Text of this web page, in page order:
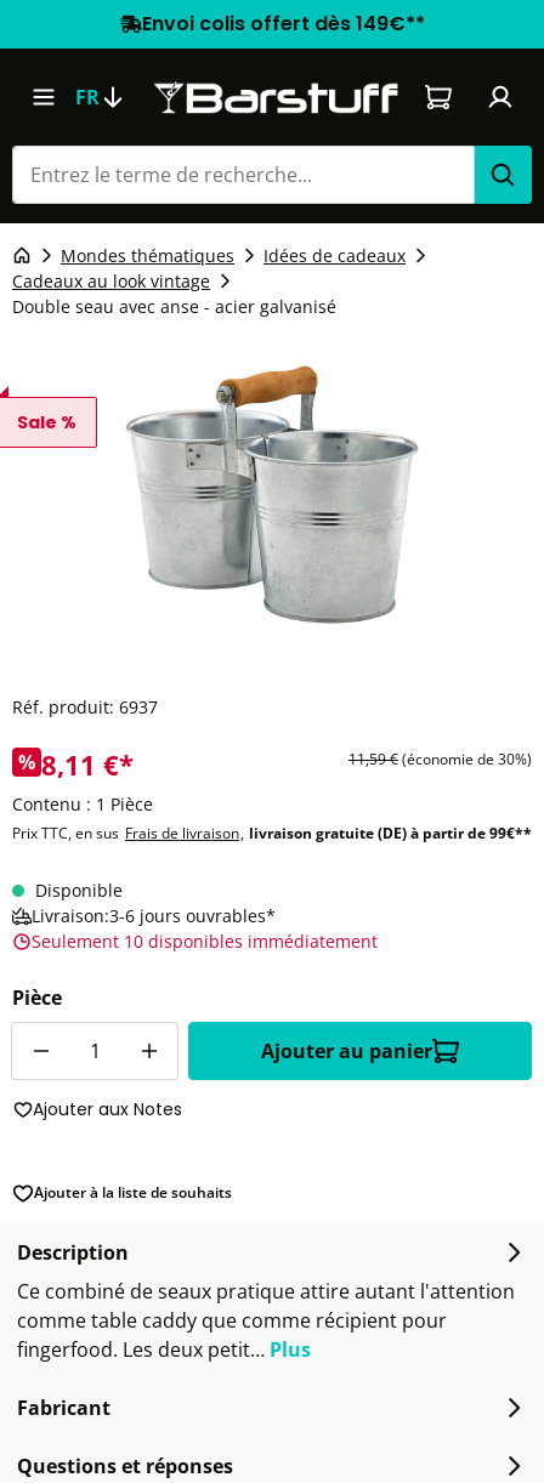
Envoi colis offert dès 149€**
FR Le panier
Mondes thématiques
Idées de cadeaux
Cadeaux au look vintage
Double seau avec anse - acier galvanisé
Sale %
Réf. produit: 6937
% 8,11 €* 11,59 €(économie de 30%)
Contenu : 1 Pièce
Prix TTC, en sus Frais de livraison, livraison gratuite (DE) à partir de 99€**
Disponible
Livraison:3-6 jours ouvrables*
Seulement 10 disponibles immédiatement
Pièce
Ajouter au panier
Ajouter aux Notes
Ajouter à la liste de souhaits
Description
Ce combiné de seaux pratique attire autant l'attention
comme table caddy que comme récipient pour
fingerfood. Les deux petit… Plus
Fabricant
Questions et réponses